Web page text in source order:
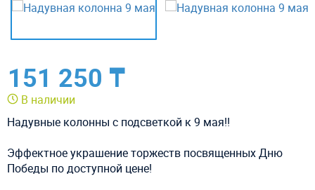
151 250 ₸
В наличии
Надувные колонны с подсветкой к 9 мая!!
Эффектное украшение торжеств посвященных Дню
Победы по доступной цене!